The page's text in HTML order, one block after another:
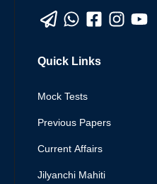
Quick Links
Mock Tests
Previous Papers
Current Affairs
Jilyanchi Mahiti